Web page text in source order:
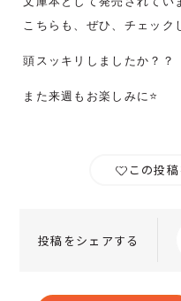
こちらも、ぜひ、チェック
頭スッキリしましたか？？
また来週もお楽しみに⭐️
この投
投稿をシェアする